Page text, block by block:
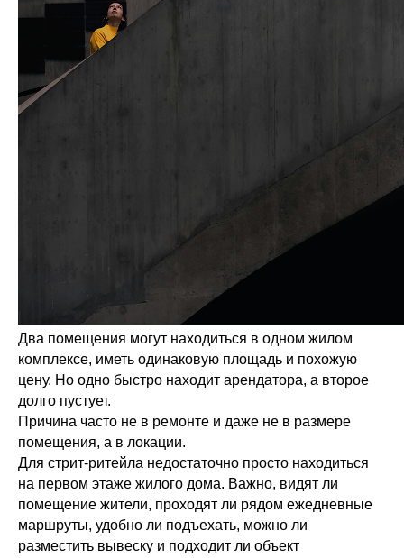
Два помещения могут находиться в одном жилом
комплексе, иметь одинаковую площадь и похожую
цену. Но одно быстро находит арендатора, а второе
долго пустует.
Причина часто не в ремонте и даже не в размере
помещения, а в локации.
Для стрит-ритейла недостаточно просто находиться
на первом этаже жилого дома. Важно, видят ли
помещение жители, проходят ли рядом ежедневные
маршруты, удобно ли подъехать, можно ли
разместить вывеску и подходит ли объект